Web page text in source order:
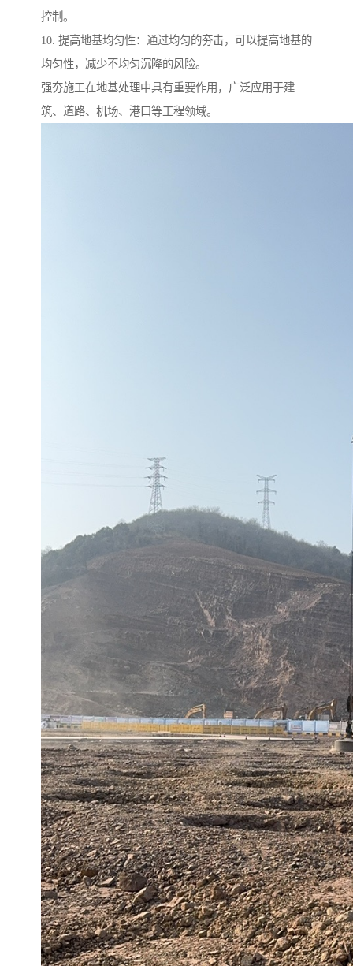
控制。
10. 提高地基均匀性：通过均匀的夯击，可以提高地基的
均匀性，减少不均匀沉降的风险。
强夯施工在地基处理中具有重要作用，广泛应用于建
筑、道路、机场、港口等工程领域。